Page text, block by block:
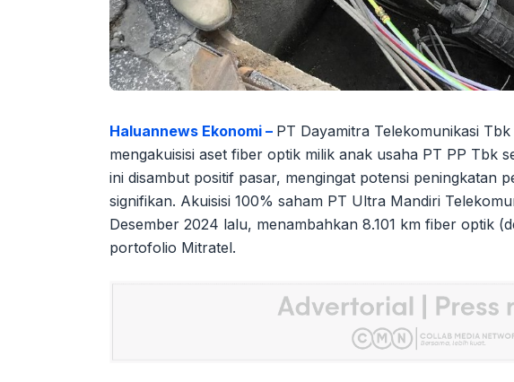
Haluannews Ekonomi – PT Dayamitra Telekomunikasi
mengakuisisi aset fiber optik milik anak usaha PT PP Tbk
ini disambut positif pasar, mengingat potensi peningkatan
signifikan. Akuisisi 100% saham PT Ultra Mandiri
Desember 2024 lalu, menambahkan 8.101 km fiber optik
portofolio Mitratel.